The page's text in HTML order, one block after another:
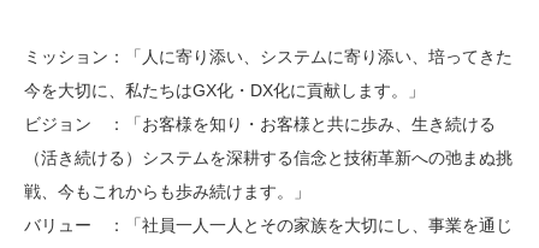
ミッション：「人に寄り添い、システムに寄り添い、培ってきた
今を大切に、私たちはGX化・DX化に貢献します。」
ビジョン ：「お客様を知り・お客様と共に歩み、生き続ける
（活き続ける）システムを深耕する信念と技術革新への弛まぬ挑
戦、今もこれからも歩み続けます。」
バリュー ：「社員一人一人とその家族を大切にし、事業を通じ